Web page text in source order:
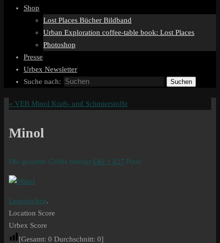
Shop
Lost Places Bücher Bildband
Urban Exploration coffee-table book: Lost Places
Photoshop
Presse
Urbex Newsletter
Suche nach:
Suchen
« VEB Minol Kraft- und Schmierstoffe
Minol
Die gesamte Größe beträgt 640 × 427 Pixel
Lesezeichen.
Location Score
Urbex Score
[Gesamt: 0 Durchschnitt: 0]